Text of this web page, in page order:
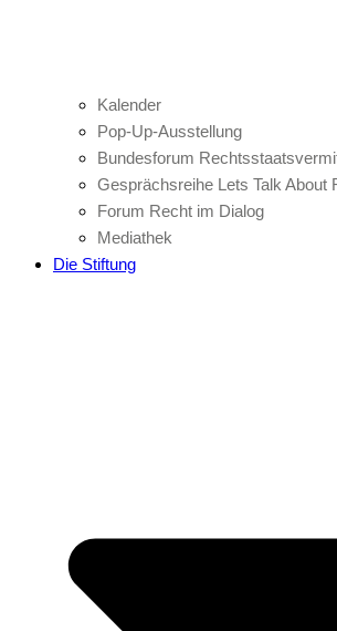
Kalender
Pop-Up-Ausstellung
Bundesforum
Gesprächsreihe Lets Talk About
Forum Recht im Dialog
Mediathek
Die Stiftung